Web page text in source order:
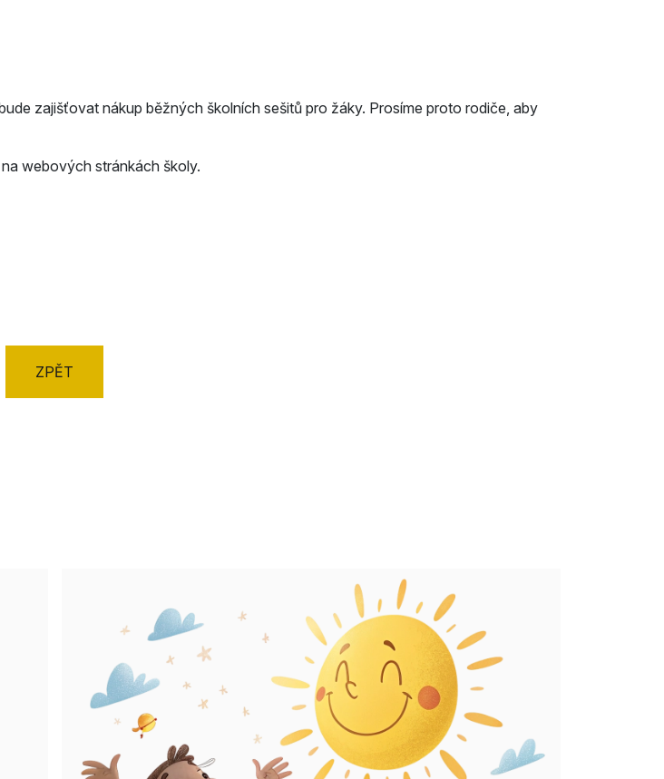
zajišťovat nákup běžných školních sešitů pro žáky. Prosíme proto rodiče, aby
webových stránkách školy.
ZPĚT